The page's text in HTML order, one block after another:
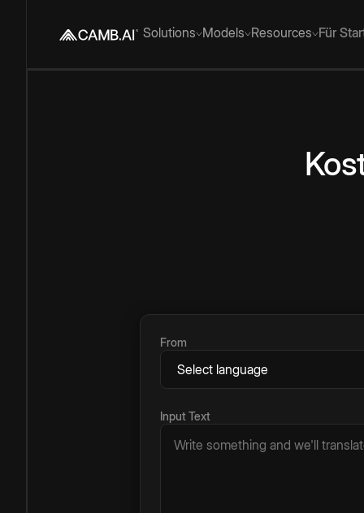
Solutions Models Resources Für
From
Input Text